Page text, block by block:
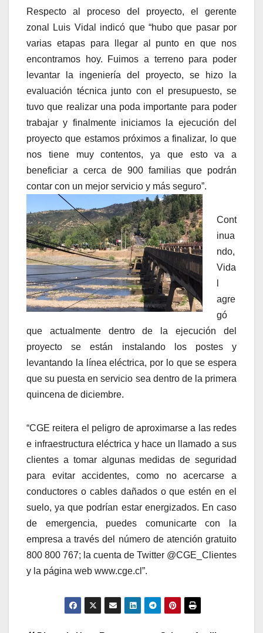
Respecto al proceso del proyecto, el gerente
zonal Luis Vidal indicó que “hubo que pasar por
varias etapas para llegar al punto en que nos
encontramos hoy. Fuimos a terreno para poder
levantar la ingeniería del proyecto, se hizo la
evaluación técnica junto con el presupuesto, se
tuvo que realizar una poda importante para poder
trabajar y finalmente iniciamos la ejecución del
proyecto que estamos próximos a finalizar, lo que
nos tiene muy contentos, ya que esto va a
beneficiar a cerca de 900 familias que podrán
contar con un mejor servicio y más seguro”.
Cont
inua
ndo,
Vida
agre
gó
que actualmente dentro de la ejecución del
proyecto se están instalando los postes y
levantando la línea eléctrica, por lo que se espera
que su puesta en servicio sea dentro de la primera
quincena de diciembre.
“CGE reitera el peligro de aproximarse a las redes
e infraestructura eléctrica y hace un llamado a sus
clientes a tomar algunas medidas de seguridad
para evitar accidentes, como no acercarse a
conductores o cables dañados o que estén en el
suelo, ya que podrían estar energizados. En caso
de emergencia, puedes comunicarte con la
empresa a través del número de atención gratuito
800 800 767; la cuenta de Twitter @CGE_Clientes
y la página web www.cge.cl”.